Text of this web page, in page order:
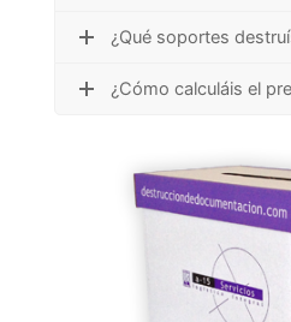
¿Qué soportes
¿Cómo calculáis el